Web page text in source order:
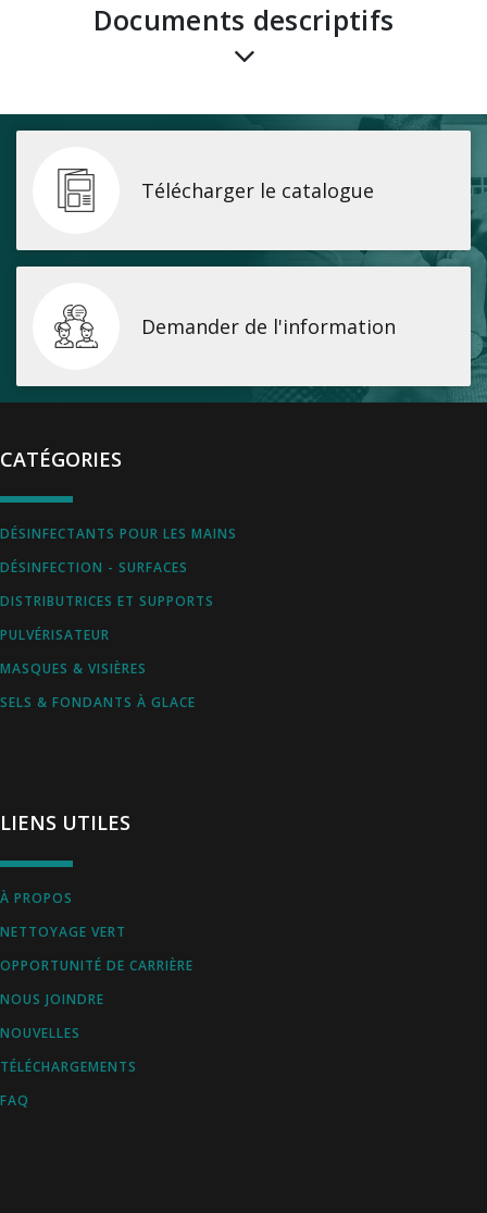
Documents descriptifs
Télécharger le catalogue
Demander de l'information
CATÉGORIES
DÉSINFECTANTS POUR LES MAINS
DÉSINFECTION - SURFACES
DISTRIBUTRICES ET SUPPORTS
PULVÉRISATEUR
MASQUES & VISIÈRES
SELS & FONDANTS À GLACE
LIENS UTILES
À PROPOS
NETTOYAGE VERT
OPPORTUNITÉ DE CARRIÈRE
NOUS JOINDRE
NOUVELLES
TÉLÉCHARGEMENTS
FAQ